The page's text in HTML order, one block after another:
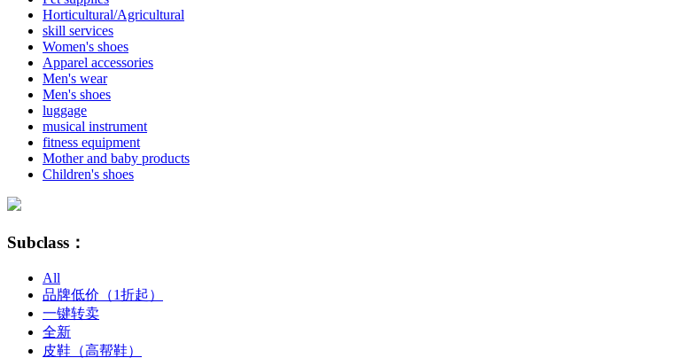
Horticultural/Agricultural
skill services
Women's shoes
Apparel accessories
Men's wear
Men's shoes
luggage
musical instrument
fitness equipment
Mother and baby products
Children's shoes
Subclass：
All
品牌低价（1折起）
一键转卖
全新
皮鞋（高帮鞋）